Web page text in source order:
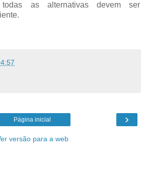
todas as alternativas devem ser
›
Página inicial
versão para a web